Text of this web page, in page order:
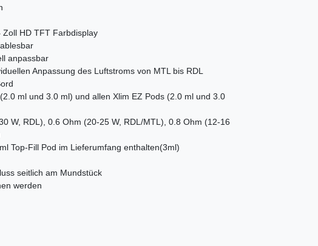
HD TFT Farbdisplay
anpassbar
Anpassung des Luftstroms von MTL bis RDL
ml und 3.0 ml) und allen Xlim EZ Pods (2.0 ml und 3.0
W, RDL), 0.6 Ohm (20-25 W, RDL/MTL), 0.8 Ohm (12-16
Top-Fill Pod im Lieferumfang enthalten(3ml)
seitlich am Mundstück
werden